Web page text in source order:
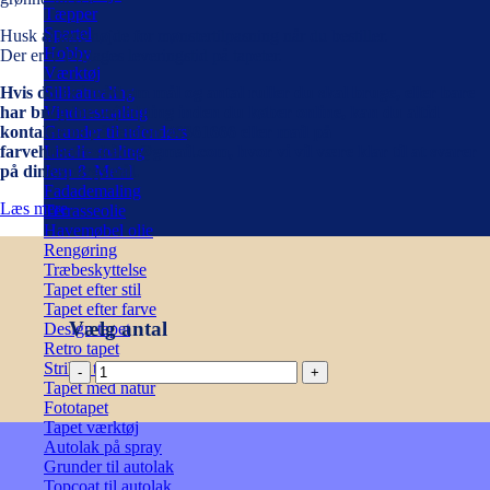
Tæpper
Spartel
Hobby
Værktøj
Silikatmaling
Vinduesmaling
Grunder til udendørs
Linolie maling
Jern & Metal
Fadademaling
Terrasseolie
Havemøbel olie
Rengøring
Træbeskyttelse
Tapet efter stil
Tapet efter farve
Design tapet
Retro tapet
Stribet tapet
Tapet med natur
Fototapet
Tapet værktøj
Autolak på spray
Grunder til autolak
Topcoat til autolak
Husk at tage højde for mønstertilpasning når du bestiller.
Der er 4-14 dages leveringstid på tapeter.
Hvis du er i tvivl om mål og antal ruller du skal bruge, eller bare
har brug for vejledning inden du køber online, kan du altid
kontakte os på telefon 46361666 eller mail på
farvehusetroskilde@gmail.com, hvor vi vil være klar til at svarer
på dine spørgsmål.
Læs mere
Vælg antal
Apex,
Blå/Grøn
-
Cole
&
Son